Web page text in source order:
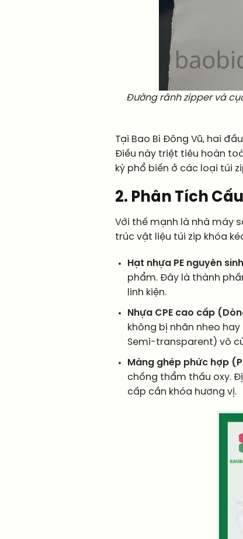
Đường rãnh zipper và
Tại Bao Bì Đông Vũ, hai
Điều này triệt tiêu hoàn
kỳ phổ biến ở các loại túi
2. Phân Tích
Với thế mạnh là nhà máy
trúc vật liệu túi zip khóa
Hạt nhựa PE nguyên
phẩm. Đây là thành
linh kiện.
Nhựa CPE cao cấp
không bị nhăn nheo
Semi-transparent) vô
Màng ghép phức hợp
chống thẩm thấu oxy.
cấp cần khóa hương vị.